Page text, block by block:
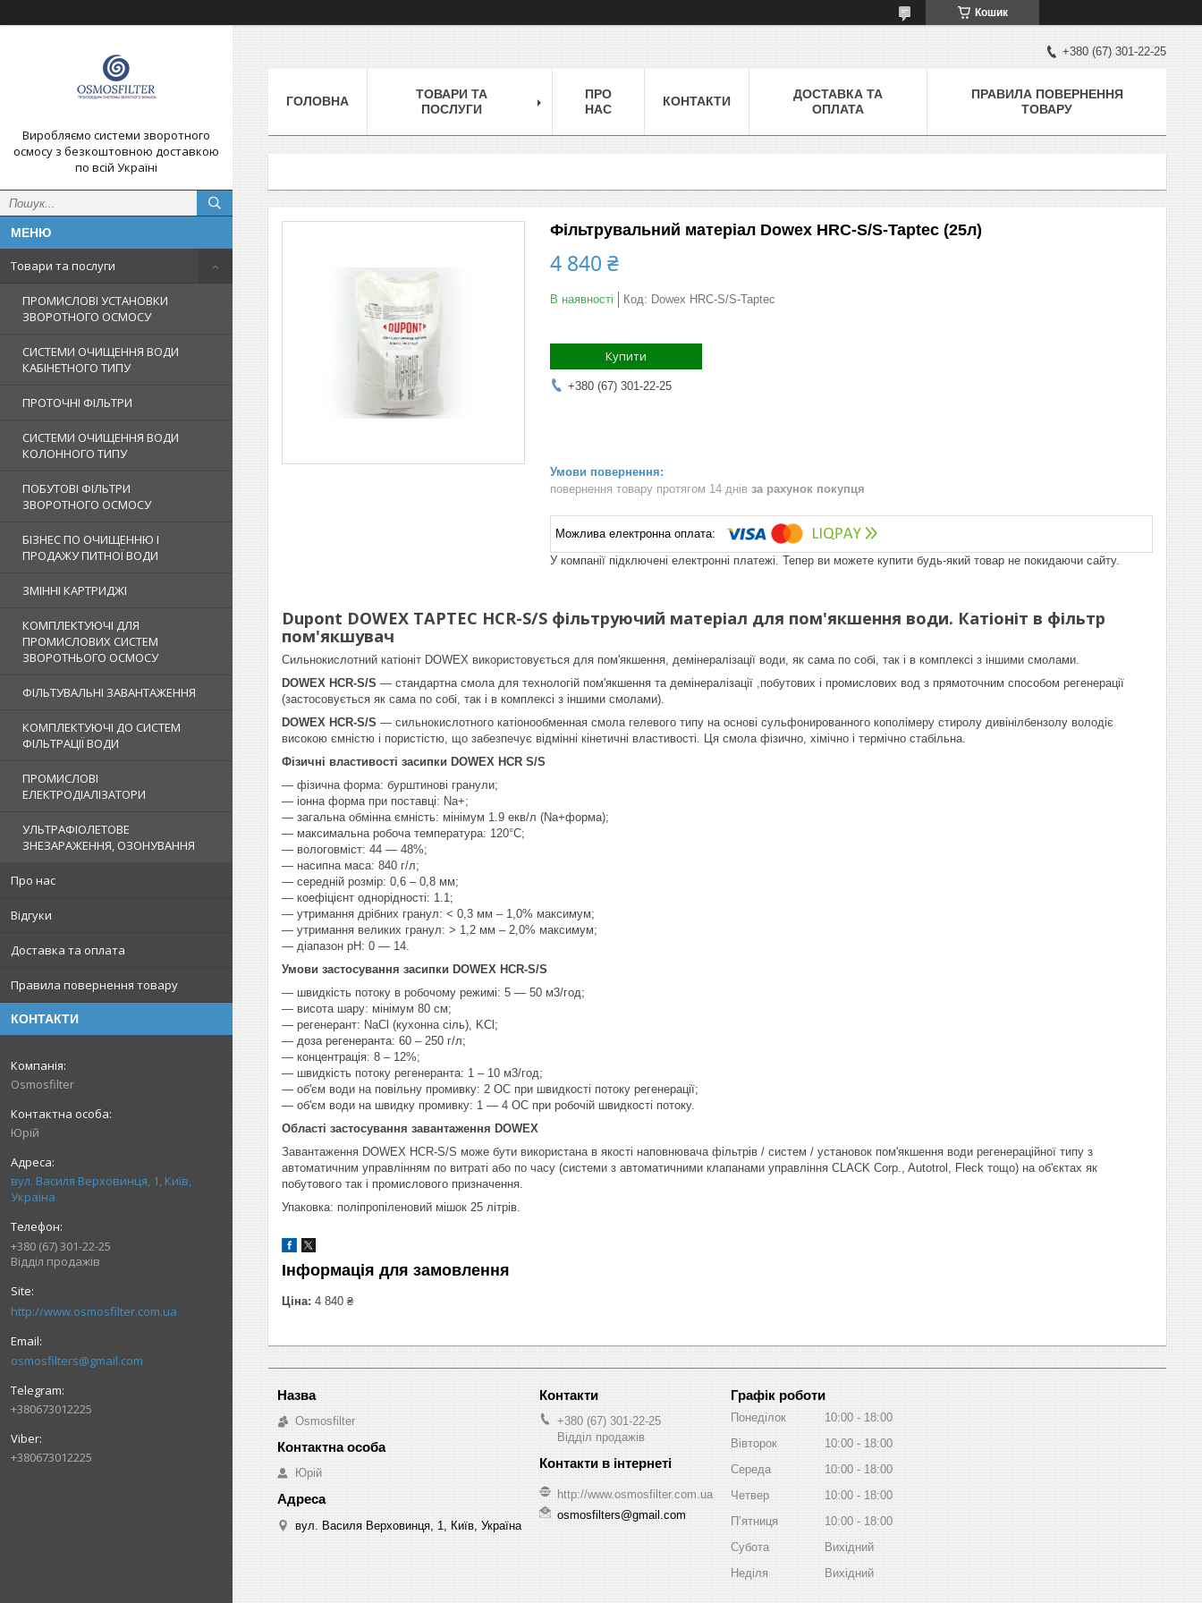
Кошик
Виробляємо системи зворотного
осмосу з безкоштовною доставкою
по всій Україні
Товари та послуги
ПРОМИСЛОВІ УСТАНОВКИ
ЗВОРОТНОГО ОСМОСУ
СИСТЕМИ ОЧИЩЕННЯ ВОДИ
КАБІНЕТНОГО ТИПУ
ПРОТОЧНІ ФІЛЬТРИ
СИСТЕМИ ОЧИЩЕННЯ ВОДИ
КОЛОННОГО ТИПУ
ПОБУТОВІ ФІЛЬТРИ
ЗВОРОТНОГО ОСМОСУ
БІЗНЕС ПО ОЧИЩЕННЮ І
ПРОДАЖУ ПИТНОЇ ВОДИ
ЗМІННІ КАРТРИДЖІ
КОМПЛЕКТУЮЧІ ДЛЯ
ПРОМИСЛОВИХ СИСТЕМ
ЗВОРОТНЬОГО ОСМОСУ
ФІЛЬТУВАЛЬНІ ЗАВАНТАЖЕННЯ
КОМПЛЕКТУЮЧІ ДО СИСТЕМ
ФІЛЬТРАЦІЇ ВОДИ
ПРОМИСЛОВІ
ЕЛЕКТРОДІАЛІЗАТОРИ
УЛЬТРАФІОЛЕТОВЕ
ЗНЕЗАРАЖЕННЯ, ОЗОНУВАННЯ
Про нас
Відгуки
Доставка та оплата
Правила повернення товару
КОНТАКТИ
Osmosfilter
Юрій
вул. Василя Верховинця, 1, Київ,
Україна
+380 (67) 301-22-25
Відділ продажів
http://www.osmosfilter.com.ua
osmosfilters@gmail.com
+380673012225
+380673012225
+380 (67) 301-22-25
ГОЛОВНА
ТОВАРИ ТА
ПОСЛУГИ
ПРО
НАС
КОНТАКТИ
ДОСТАВКА ТА
ОПЛАТА
ПРАВИЛА ПОВЕРНЕННЯ
ТОВАРУ
Фільтрувальний матеріал Dowex HRC-S/S-Taptec (25л)
4 840 ₴
В наявності Код: Dowex HRC-S/S-Taptec
Купити
+380 (67) 301-22-25
повернення товару протягом 14 днів за рахунок покупця
У компанії підключені електронні платежі. Тепер ви можете купити будь-який товар не покидаючи сайту.
Dupont DOWEX TAPTEC HCR-S/S фільтруючий матеріал для пом'якшення води. Катіоніт в фільтр
пом'якшувач
Сильнокислотний катіоніт DOWEX використовується для пом'якшення, демінералізації води, як сама по собі, так і в комплексі з іншими смолами.
DOWEX HCR-S/S — стандартна смола для технологій пом'якшення та демінералізації ,побутових і промислових вод з прямоточним способом регенерації
(застосовується як сама по собі, так і в комплексі з іншими смолами).
DOWEX HCR-S/S — сильнокислотного катіонообменная смола гелевого типу на основі сульфонированного кополімеру стиролу дивінілбензолу володіє
високою ємністю і пористістю, що забезпечує відмінні кінетичні властивості. Ця смола фізично, хімічно і термічно стабільна.
Фізичні властивості засипки DOWEX HCR S/S
— фізична форма: бурштинові гранули;
— іонна форма при поставці: Na+;
— загальна обмінна ємність: мінімум 1.9 екв/л (Na+форма);
— максимальна робоча температура: 120°C;
— вологовміст: 44 — 48%;
— насипна маса: 840 г/л;
— середній розмір: 0,6 – 0,8 мм;
— коефіцієнт однорідності: 1.1;
— утримання дрібних гранул: < 0,3 мм – 1,0% максимум;
— утримання великих гранул: > 1,2 мм – 2,0% максимум;
— діапазон рН: 0 — 14.
Умови застосування засипки DOWEX HCR-S/S
— швидкість потоку в робочому режимі: 5 — 50 м3/год;
— висота шару: мінімум 80 см;
— регенерант: NaCl (кухонна сіль), KCl;
— доза регенеранта: 60 – 250 г/л;
— концентрація: 8 – 12%;
— швидкість потоку регенеранта: 1 – 10 м3/год;
— об'єм води на повільну промивку: 2 ОС при швидкості потоку регенерації;
— об'єм води на швидку промивку: 1 — 4 ОС при робочій швидкості потоку.
Області застосування завантаження DOWEX
Завантаження DOWEX HCR-S/S може бути використана в якості наповнювача фільтрів / систем / установок пом'якшення води регенераційної типу з
автоматичним управлінням по витраті або по часу (системи з автоматичними клапанами управління CLACK Corp., Autotrol, Fleck тощо) на об'єктах як
побутового так і промислового призначення.
Упаковка: поліпропіленовий мішок 25 літрів.
Інформація для замовлення
Ціна: 4 840 ₴
Osmosfilter
Юрій
вул. Василя Верховинця, 1, Київ, Україна
+380 (67) 301-22-25
Відділ продажів
http://www.osmosfilter.com.ua
osmosfilters@gmail.com
Графік роботи
Понеділок 10:00
18:00
Вівторок
10:00
18:00
Середа
10:00
18:00
Четвер
10:00
18:00
Пʼятниця
10:00
18:00
Субота
Вихідний
Неділя
Вихідний